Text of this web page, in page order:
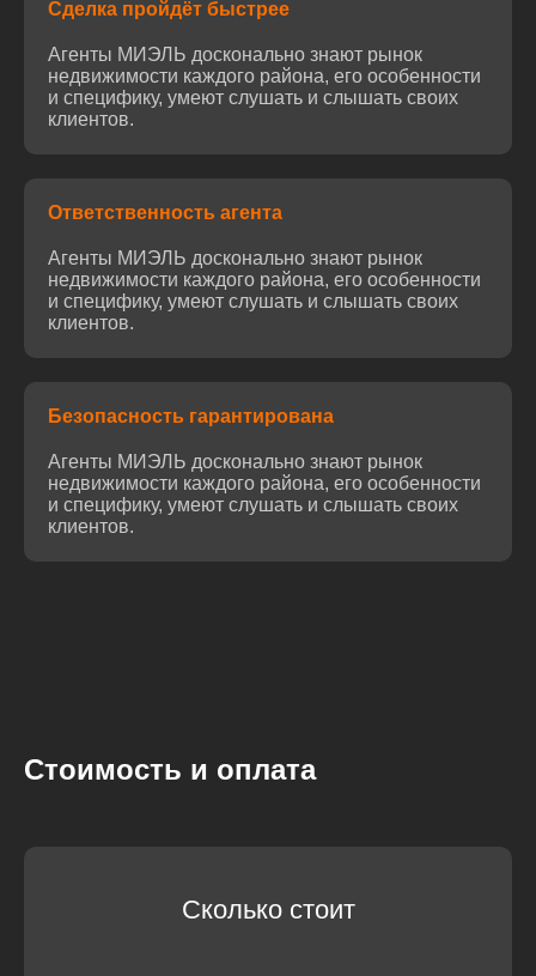
Сделка пройдёт быстрее
Агенты МИЭЛЬ досконально знают рынок
недвижимости каждого района, его особенности
и специфику, умеют слушать и слышать своих
клиентов.
Ответственность агента
Агенты МИЭЛЬ досконально знают рынок
недвижимости каждого района, его особенности
и специфику, умеют слушать и слышать своих
клиентов.
Безопасность гарантирована
Агенты МИЭЛЬ досконально знают рынок
недвижимости каждого района, его особенности
и специфику, умеют слушать и слышать своих
клиентов.
Стоимость и оплата
Сколько стоит